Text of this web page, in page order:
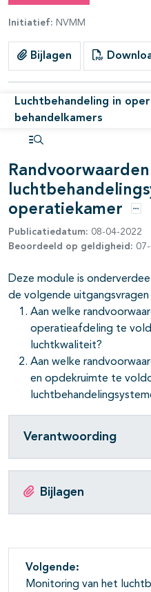
Initiatief: NVMM
Bijlagen
Luchtbehandeling in
behandelkamers
Randvoorwaarden
operatiekamer
Publicatiedatum: 08-04-2022
Beoordeeld op geldigheid:
Deze module is
de volgende
Aan welke
operatieafdeling te
luchtkwaliteit?
Aan welke
en opdekruimte te
Verantwoording
Bijlagen
Volgende:
Monitoring van het